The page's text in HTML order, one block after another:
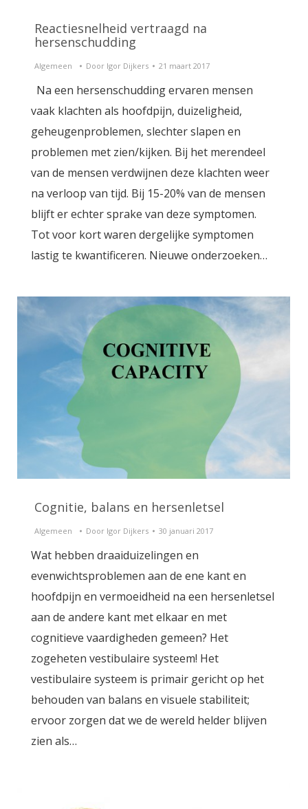
Reactiesnelheid vertraagd na
hersenschudding
Algemeen Door Igor Dijkers 21 maart 2017
Na een hersenschudding ervaren mensen
vaak klachten als hoofdpijn, duizeligheid,
geheugenproblemen, slechter slapen en
problemen met zien/kijken. Bij het merendeel
van de mensen verdwijnen deze klachten weer
na verloop van tijd. Bij 15-20% van de mensen
blijft er echter sprake van deze symptomen.
Tot voor kort waren dergelijke symptomen
lastig te kwantificeren. Nieuwe onderzoeken…
Cognitie, balans en hersenletsel
Algemeen Door Igor Dijkers 30 januari 2017
Wat hebben draaiduizelingen en
evenwichtsproblemen aan de ene kant en
hoofdpijn en vermoeidheid na een hersenletsel
aan de andere kant met elkaar en met
cognitieve vaardigheden gemeen? Het
zogeheten vestibulaire systeem! Het
vestibulaire systeem is primair gericht op het
behouden van balans en visuele stabiliteit;
ervoor zorgen dat we de wereld helder blijven
zien als…